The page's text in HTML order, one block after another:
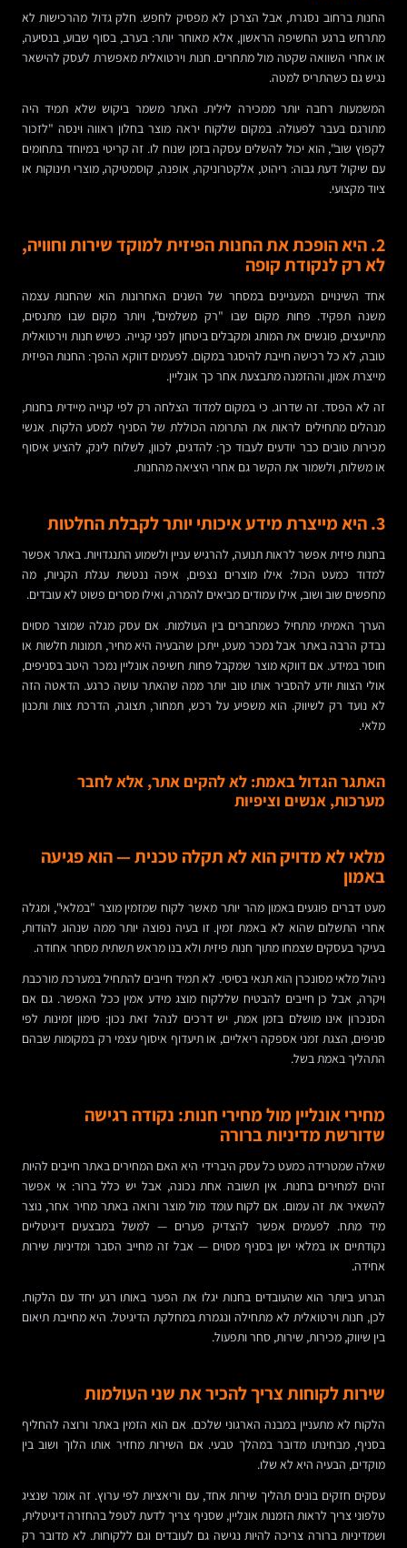
החנות ברחוב נסגרת, אבל הצרכן לא מפסיק לחפש. חלק גדול מהרכישות לא
מתרחש ברגע החשיפה הראשון, אלא מאוחר יותר: בערב, בסוף שבוע, בנסיעה,
או אחרי השוואה שקטה מול מתחרים. חנות וירטואלית מאפשרת לעסק להישאר
נגיש גם כשהתריס למטה.
המשמעות רחבה יותר ממכירה לילית. האתר משמר ביקוש שלא תמיד היה
מתורגם בעבר לפעולה. במקום שלקוח יראה מוצר בחלון ראווה וינסה "לזכור
לקפוץ שוב", הוא יכול להשלים עסקה בזמן שנוח לו. זה קריטי במיוחד בתחומים
עם שיקול דעת גבוה: ריהוט, אלקטרוניקה, אופנה, קוסמטיקה, מוצרי תינוקות או
ציוד מקצועי.
2. היא הופכת את החנות הפיזית למוקד שירות וחוויה,
לא רק לנקודת קופה
אחד השינויים המעניינים במסחר של השנים האחרונות הוא שהחנות עצמה
משנה תפקיד. פחות מקום שבו "רק משלמים", ויותר מקום שבו מתנסים,
מתייעצים, פוגשים את המותג ומקבלים ביטחון לפני קנייה. כשיש חנות וירטואלית
טובה, לא כל רכישה חייבת להיסגר במקום. לפעמים דווקא ההפך: החנות הפיזית
מייצרת אמון, וההזמנה מתבצעת אחר כך אונליין.
זה לא הפסד. זה שדרוג. כי במקום למדוד הצלחה רק לפי קנייה מיידית בחנות,
מנהלים מתחילים לראות את התרומה הכוללת של הסניף למסע הלקוח. אנשי
מכירות טובים כבר יודעים לעבוד כך: להדגים, לכוון, לשלוח לינק, להציע איסוף
או משלוח, ולשמור את הקשר גם אחרי היציאה מהחנות.
3. היא מייצרת מידע איכותי יותר לקבלת החלטות
בחנות פיזית אפשר לראות תנועה, להרגיש עניין ולשמוע התנגדויות. באתר אפשר
למדוד כמעט הכול: אילו מוצרים נצפים, איפה ננטשת עגלת הקניות, מה
מחפשים שוב ושוב, אילו עמודים מביאים להמרה, ואילו מסרים פשוט לא עובדים.
הערך האמיתי מתחיל כשמחברים בין העולמות. אם עסק מגלה שמוצר מסוים
נבדק הרבה באתר אבל נמכר מעט, ייתכן שהבעיה היא מחיר, תמונות חלשות או
חוסר במידע. אם דווקא מוצר שמקבל פחות חשיפה אונליין נמכר היטב בסניפים,
אולי הצוות יודע להסביר אותו טוב יותר ממה שהאתר עושה כרגע. הדאטה הזה
לא נועד רק לשיווק. הוא משפיע על רכש, תמחור, תצוגה, הדרכת צוות ותכנון
מלאי.
האתגר הגדול באמת: לא להקים אתר, אלא לחבר
מערכות, אנשים וציפיות
מלאי לא מדויק הוא לא תקלה טכנית — הוא פגיעה
באמון
מעט דברים פוגעים באמון מהר יותר מאשר לקוח שמזמין מוצר "במלאי", ומגלה
אחרי התשלום שהוא לא באמת זמין. זו בעיה נפוצה יותר ממה שנהוג להודות,
בעיקר בעסקים שצמחו מתוך חנות פיזית ולא בנו מראש תשתית מסחר אחודה.
ניהול מלאי מסונכרן הוא תנאי בסיסי. לא תמיד חייבים להתחיל במערכת מורכבת
ויקרה, אבל כן חייבים להבטיח שללקוח מוצג מידע אמין ככל האפשר. גם אם
הסנכרון אינו מושלם בזמן אמת, יש דרכים לנהל זאת נכון: סימון זמינות לפי
סניפים, הצגת זמני אספקה ריאליים, או תיעדוף איסוף עצמי רק במקומות שבהם
התהליך באמת בשל.
מחירי אונליין מול מחירי חנות: נקודה רגישה
שדורשת מדיניות ברורה
שאלה שמטרידה כמעט כל עסק היברידי היא האם המחירים באתר חייבים להיות
זהים למחירים בחנות. אין תשובה אחת נכונה, אבל יש כלל ברור: אי אפשר
להשאיר את זה עמום. אם לקוח עומד מול מוצר ורואה באתר מחיר אחר, נוצר
מיד מתח. לפעמים אפשר להצדיק פערים — למשל במבצעים דיגיטליים
נקודתיים או במלאי ישן בסניף מסוים — אבל זה מחייב הסבר ומדיניות שירות
אחידה.
הגרוע ביותר הוא שהעובדים בחנות יגלו את הפער באותו רגע יחד עם הלקוח.
לכן, חנות וירטואלית לא מתחילה ונגמרת במחלקת הדיגיטל. היא מחייבת תיאום
בין שיווק, מכירות, שירות, סחר ותפעול.
שירות לקוחות צריך להכיר את שני העולמות
הלקוח לא מתעניין במבנה הארגוני שלכם. אם הוא הזמין באתר ורוצה להחליף
בסניף, מבחינתו מדובר במהלך טבעי. אם השירות מחזיר אותו הלוך ושוב בין
מוקדים, הבעיה היא לא שלו.
עסקים חזקים בונים תהליך שירות אחד, עם וריאציות לפי ערוץ. זה אומר שנציג
טלפוני צריך לראות הזמנות אונליין, שסניף צריך לדעת לטפל בהחזרה דיגיטלית,
ושמדיניות ברורה צריכה להיות נגישה גם לעובדים וגם ללקוחות. לא מדובר רק